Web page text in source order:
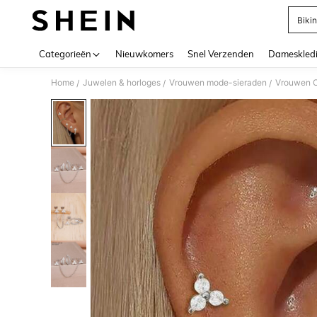
Categorieën Nieuwkomers Snel Verzenden
Home / Juwelen & horloges / Vrouwen mode-sieraden / Vrouwen